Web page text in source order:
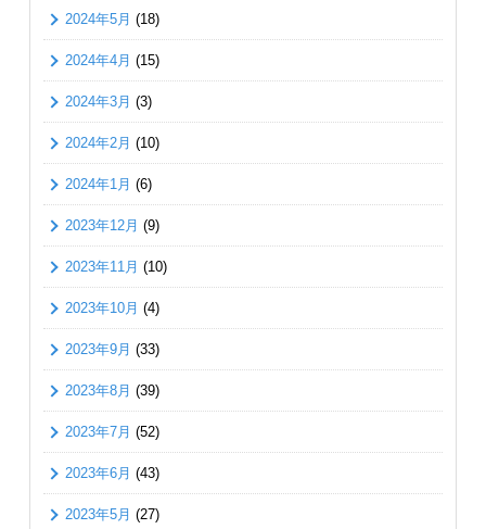
2024年5月 (18)
2024年4月 (15)
2024年3月 (3)
2024年2月 (10)
2024年1月 (6)
2023年12月 (9)
2023年11月 (10)
2023年10月 (4)
2023年9月 (33)
2023年8月 (39)
2023年7月 (52)
2023年6月 (43)
2023年5月 (27)